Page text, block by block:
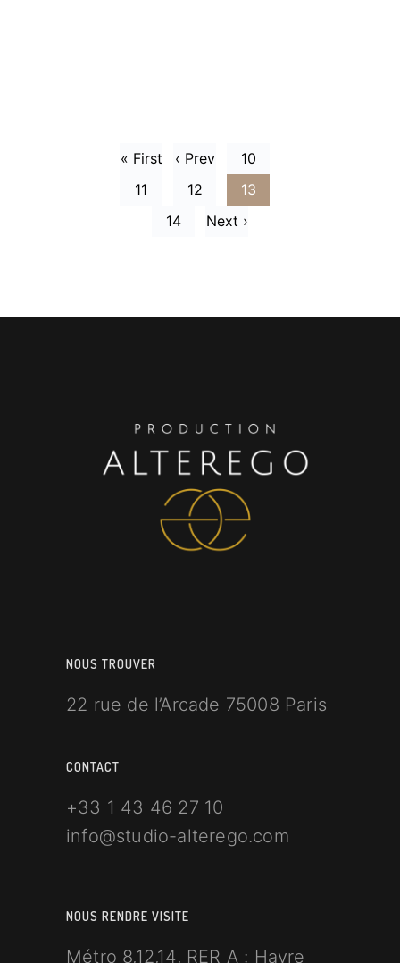
« First ‹ Prev
10
11
12
13
14
Next ›
NOUS TROUVER
22 rue de l’Arcade 75008 Paris
CONTACT
+33 1 43 46 27 10
info@studio-alterego.com
NOUS RENDRE VISITE
Métro 8,12,14, RER A : Havre